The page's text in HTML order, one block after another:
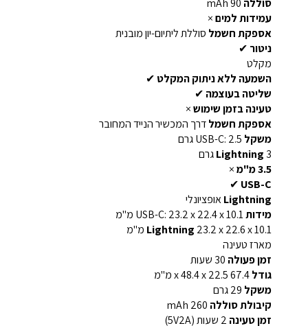
עמידות למים×
אספקת חשמל סוללת ליתיום-יון מובנית
ניטור ✔
מקלט
השמעה ללא ניתוק המקלט ✔
שליטה בעוצמה ✔
טעינה בזמן שימוש×
אספקת חשמלדרך המכשיר הנייד המחובר
משקל
Lightning 3 גרם
3.5 מ"מ
×
USB-C
✔
Lightningאופציונלי
מידותUSB-C: 23.2 x 22.4 x 10.1 מ"מ
Lightning 23.2 x 22.6 x 10.1 מ"מ
מארז טעינה
זמן פעולה
גודל
משקל
קיבולת סוללה
זמן טעינה